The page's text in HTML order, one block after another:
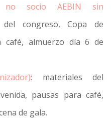
no socio AEBIN sin
congreso, Copa de
café, almuerzo día 6 de
: materiales del
pausas para café,
de gala.